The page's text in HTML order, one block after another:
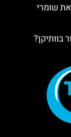
שומרי
בוותיקן?